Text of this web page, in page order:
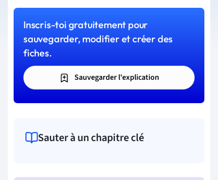
Inscris-toi gratuitement pour
sauvegarder, modifier et créer des
fiches.
Sauvegarder l'explication
Sauter à un chapitre clé